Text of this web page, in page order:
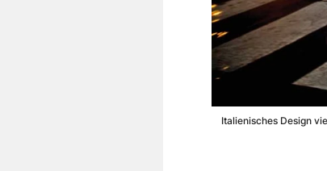
Italienisches Design